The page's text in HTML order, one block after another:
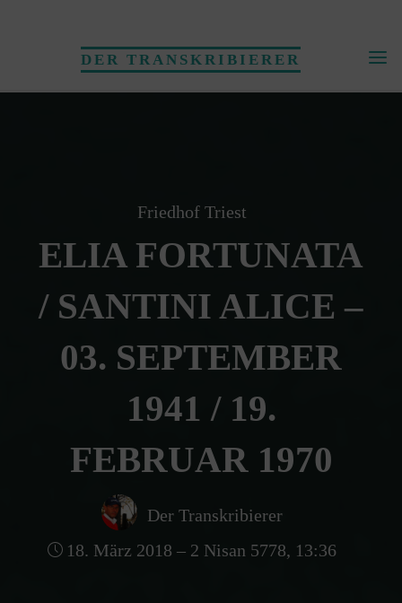
DER TRANSKRIBIERER
Friedhof Triest
ELIA FORTUNATA
/ SANTINI ALICE –
03. SEPTEMBER
1941 / 19.
FEBRUAR 1970
Der Transkribierer
18. März 2018 – 2 Nisan 5778, 13:36